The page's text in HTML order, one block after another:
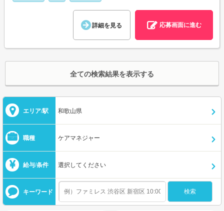
詳細を見る 応募画面に進む
全ての検索結果を表示する
エリア/駅 和歌山県
職種 ケアマネジャー
給与/条件 選択してください
キーワード